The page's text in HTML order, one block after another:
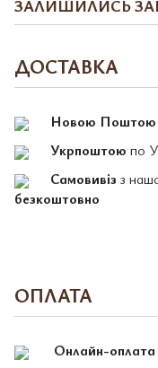
ЗАЛИШИЛИСЬ
ДОСТАВКА
Новою Поштою
Укрпоштою по
Самовивіз з
безкоштовно
ОПЛАТА
Онлайн-оплата